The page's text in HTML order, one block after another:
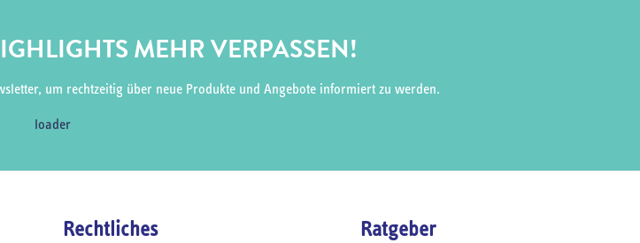
MEHR VERPASSEN!
um rechtzeitig über neue Produkte und Angebote informiert zu werden.
Rechtliches Ratgeber